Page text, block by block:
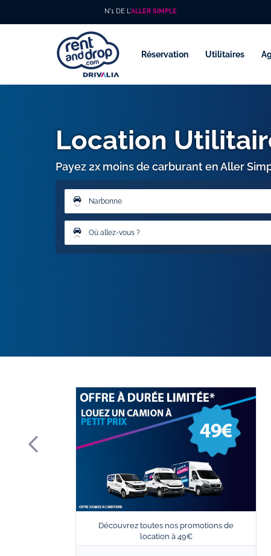
N°1 DE L'ALLER SIMPLE
Réservation Utilitaires
Location
Payez 2x moins de carburant en Aller
Narbonne
Où allez-vous ?
Découvrez toutes nos promotions de
location à 49€